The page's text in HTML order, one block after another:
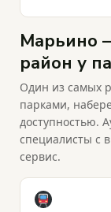
Марьино
район у
Один из самых
парками,
доступностью.
специалисты с
сервис.